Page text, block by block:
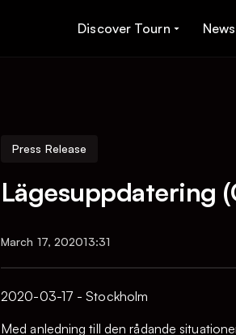
Discover Tourn News
Press Release
Lägesuppdatering
March 17, 202013:31
2020-03-17 - Stockholm
Med anledning till den rådande